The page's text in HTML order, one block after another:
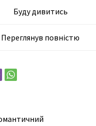
Буду дивитись
Переглянув повністю